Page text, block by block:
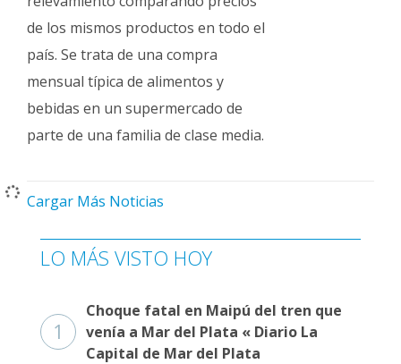
de los mismos productos en todo el
país. Se trata de una compra
mensual típica de alimentos y
bebidas en un supermercado de
parte de una familia de clase media.
Cargar Más Noticias
LO MÁS VISTO HOY
1
Choque fatal en Maipú del tren que
venía a Mar del Plata « Diario La
Capital de Mar del Plata